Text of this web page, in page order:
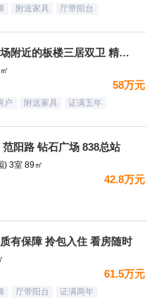
附送家具 厅带阳台
开发区 钻石广场附近的板楼三居双卫 精装未住
58万元
户 附送家具 证满五年
阳路 钻石广场 838总站
) 3室 89㎡
42.8万元
有保障 拎包入住 看房随时
61.5万元
厅带阳台 证满两年